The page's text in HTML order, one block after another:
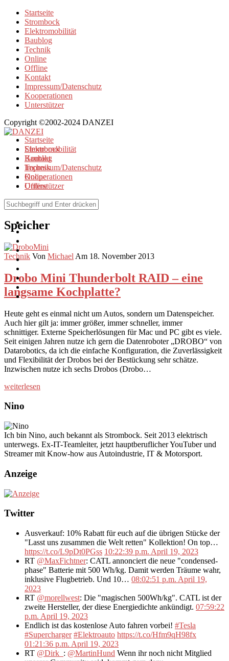
Startseite
Strombock
Elektromobilität
Baublog
Technik
Online
Offline
Kontakt
Impressum/Datenschutz
Kooperationen
Unterstützer
Copyright ©2002-2024 DANZEI
Startseite
Strombock
Kontakt
Impressum/Datenschutz
Kooperationen
Unterstützer
Elektromobilität
Baublog
Technik
Online
Offline
Browse Tag
Speicher
Technik Von Michael Am 18. November 2013
Drobo Mini Thunderbolt RAID – eine
langsame Kochplatte?
Heute geht es einmal nicht um Autos, sondern um Datenspeicher.
Auch hier gilt ja: immer größer, immer schneller, immer
schnittiger. Externe Speicherlösungen für Mac und PC gibt es viele.
Seit einigen Jahren nutze ich gern die Datenroboter „DROBO“ von
Datarobotics, da ich die einfache Konfiguration, die Zuverlässigkeit
und Flexibilität der Drobos bei der Bestückung sehr schätze.
Inzwischen nutze ich sechs Drobos (Drobo…
weiterlesen
Nino
Ich bin Nino, auch bekannt als Strombock. Seit 2013 elektrisch
unterwegs. Ex-IT-Teamleiter, jetzt hauptberuflicher YouTuber und
Streamer mit Know-how aus Autoindustrie, IT & Motorsport.
Anzeige
Twitter
Ausverkauf: 10% Rabatt für euch auf die übrigen Stücke der
"Lasst uns zusammen die Welt retten" Kollektion! On top…
https://t.co/L9pDt0PGss 10:22:39 p.m. April 19, 2023
RT @MaxFichtner: CATL annonciert die neue "condensed-
phase" Batterie mit 500 Wh/kg. Damit werden Träume wahr,
inklusive Flugbetrieb. Und 10… 08:02:51 p.m. April 19,
2023
RT @morellwest: Die "magischen 500Wh/kg". CATL ist der
zweite Hersteller, der diese Energiedichte ankündigt. 07:59:22
p.m. April 19, 2023
Endlich ist das kostenlose Auto fahren vorbei! #Tesla
#Supercharger #Elektroauto https://t.co/Hfm9qH98fx
01:21:36 p.m. April 19, 2023
RT @Dirk_ : @MartinHund Wenn ihr noch nicht Mitglied